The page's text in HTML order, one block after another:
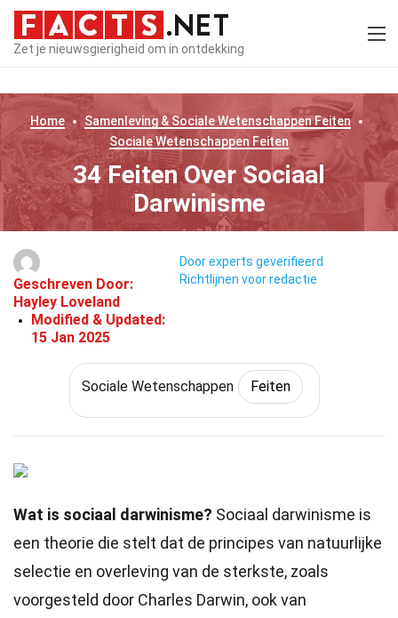
Zet je nieuwsgierigheid om in ontdekking
Home Samenleving & Sociale WetenschappenFeiten
Sociale Wetenschappen Feiten
34 Feiten Over Sociaal
Darwinisme
Geschreven Door:
Hayley Loveland
Modified & Updated:
15 Jan 2025
Door experts geverifieerd
Richtlijnen voor redactie
Sociale Wetenschappen Feiten
Wat is sociaal darwinisme? Sociaal darwinisme is
een theorie die stelt dat de principes van natuurlijke
selectie en overleving van de sterkste, zoals
voorgesteld door Charles Darwin, ook van